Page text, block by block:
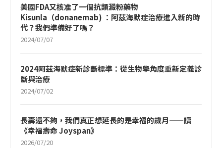
美國FDA又核准了一個抗類澱粉藥物
Kisunla（donanemab) ：阿茲海默症治療進入新的時
代？我們準備好了嗎？
2024/07/07
2024阿茲海默症新診斷標準：從生物學角度重新定義診
斷與治療
2024/07/02
長壽還不夠，我們真正想延長的是幸福的歲月——讀
《幸福壽命 Joyspan》
2026/07/20